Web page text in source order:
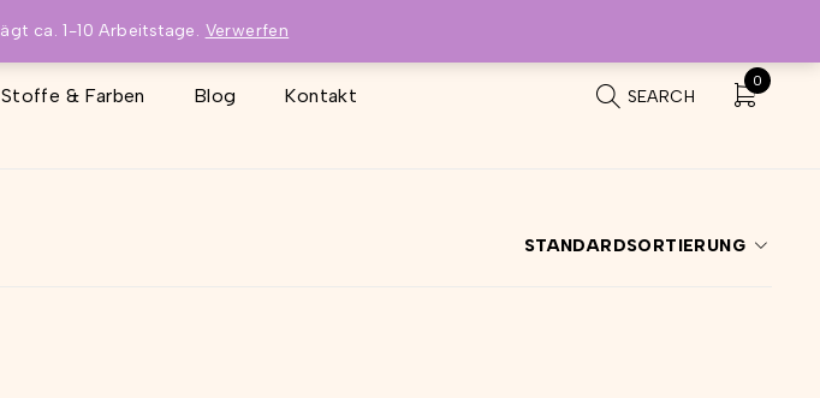
ca. 1-10 Arbeitstage. Verwerfen
Stoffe & Farben Blog Kontakt SEARCH
0
STANDARDSORTIERUNG